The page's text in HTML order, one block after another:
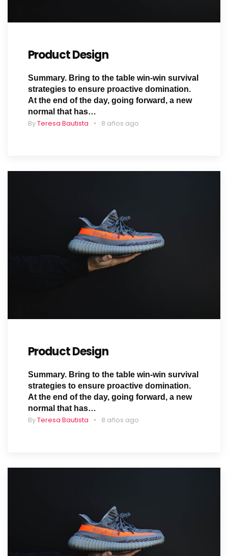
Product Design
Summary. Bring to the table win-win survival
strategies to ensure proactive domination.
At the end of the day, going forward, a new
normal that has…
ByTeresa Bautista 8 años ago
Product Design
Summary. Bring to the table win-win survival
strategies to ensure proactive domination.
At the end of the day, going forward, a new
normal that has…
ByTeresa Bautista 8 años ago